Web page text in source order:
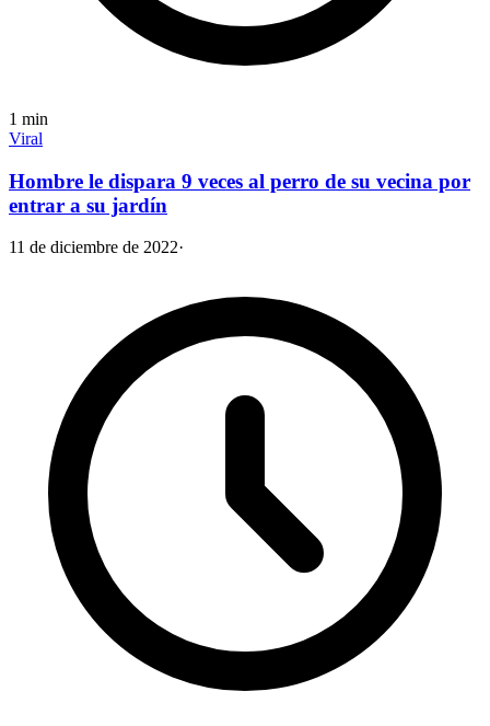
1 min
Viral
Hombre le dispara 9 veces al perro de su vecina por
entrar a su jardín
11 de diciembre de 2022·